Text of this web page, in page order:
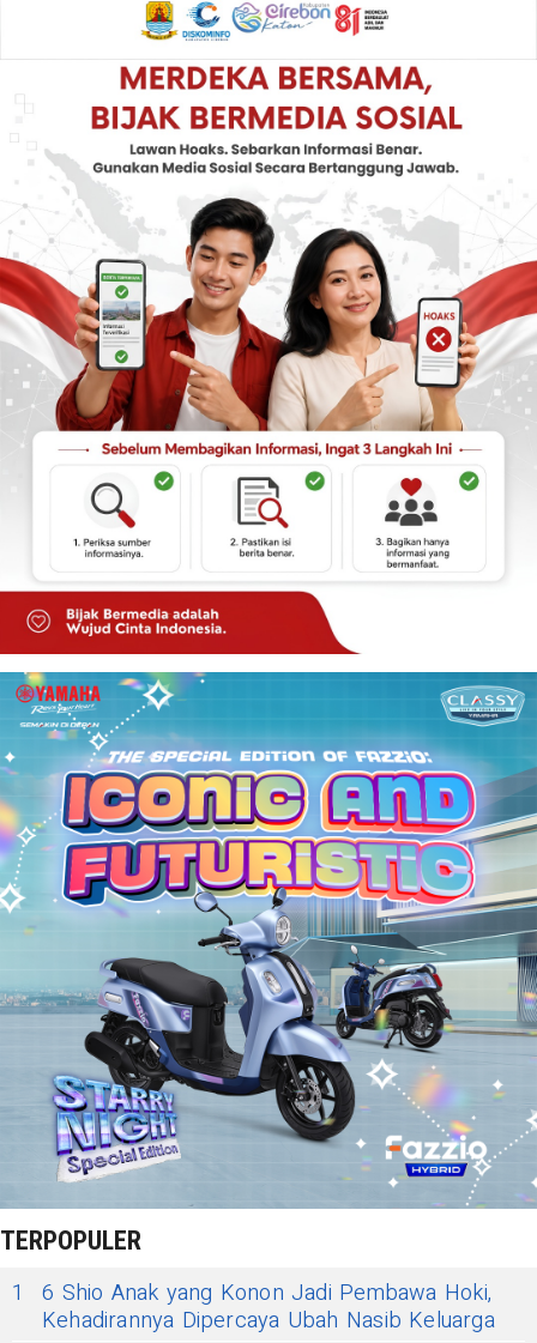
TERPOPULER
1
6 Shio Anak yang Konon Jadi Pembawa Hoki,
Kehadirannya Dipercaya Ubah Nasib Keluarga